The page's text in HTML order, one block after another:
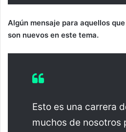
Algún mensaje para aquellos
son nuevos en este tema.
Esto es una carrera
muchos de nosotros